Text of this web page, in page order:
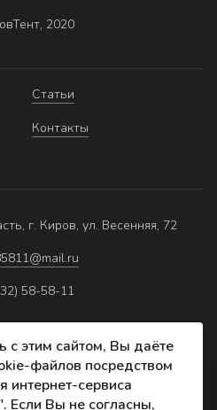
2020
Статьи
Контакты
г. Киров, ул. Весенняя, 72
58-58-11
персональных данных
с этим сайтом, Вы даёте
файлов посредством
интернет-сервиса
Если Вы не согласны,